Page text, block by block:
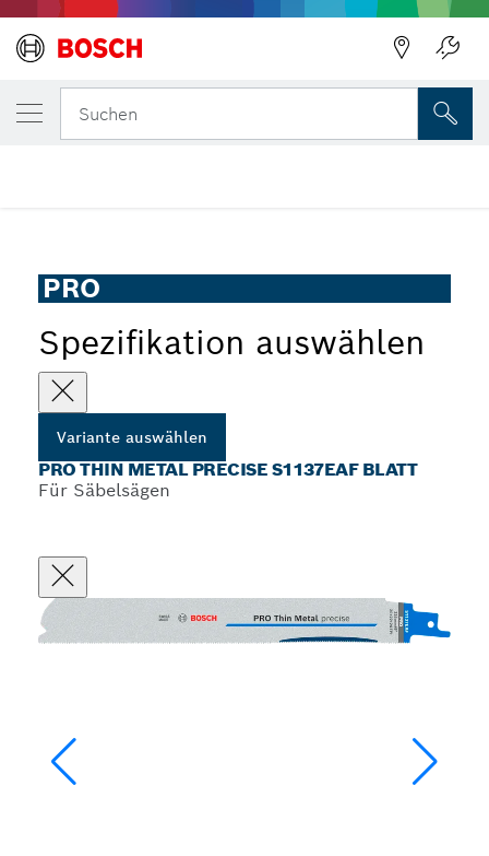
Suchen
PRO
Spezifikation auswählen
Variante auswählen
PRO THIN METAL PRECISE S1137EAF BLATT
Für Säbelsägen
DEINE AUSGEWÄHLTE VARIANTE
PRO Thin Metal precise S1137EAF Blatt